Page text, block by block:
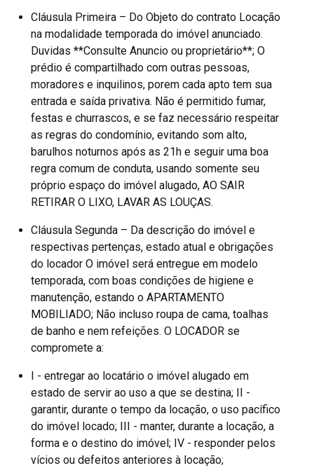
Cláusula Primeira – Do Objeto do contrato Locação
na modalidade temporada do imóvel anunciado.
Duvidas **Consulte Anuncio ou proprietário**; O
prédio é compartilhado com outras pessoas,
moradores e inquilinos, porem cada apto tem sua
entrada e saída privativa. Não é permitido fumar,
festas e churrascos, e se faz necessário respeitar
as regras do condomínio, evitando som alto,
barulhos noturnos após as 21h e seguir uma boa
regra comum de conduta, usando somente seu
próprio espaço do imóvel alugado, AO SAIR
RETIRAR O LIXO, LAVAR AS LOUÇAS.
Cláusula Segunda – Da descrição do imóvel e
respectivas pertenças, estado atual e obrigações
do locador O imóvel será entregue em modelo
temporada, com boas condições de higiene e
manutenção, estando o APARTAMENTO
MOBILIADO; Não incluso roupa de cama, toalhas
de banho e nem refeições. O LOCADOR se
compromete a:
I - entregar ao locatário o imóvel alugado em
estado de servir ao uso a que se destina; II -
garantir, durante o tempo da locação, o uso pacífico
do imóvel locado; III - manter, durante a locação, a
forma e o destino do imóvel; IV - responder pelos
vícios ou defeitos anteriores à locação;